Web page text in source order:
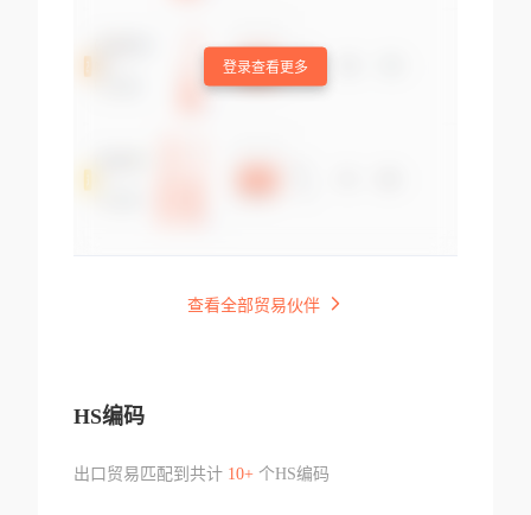
登录查看更多
查看全部贸易伙伴
HS编码
出口贸易匹配到共计 10+个HS编码